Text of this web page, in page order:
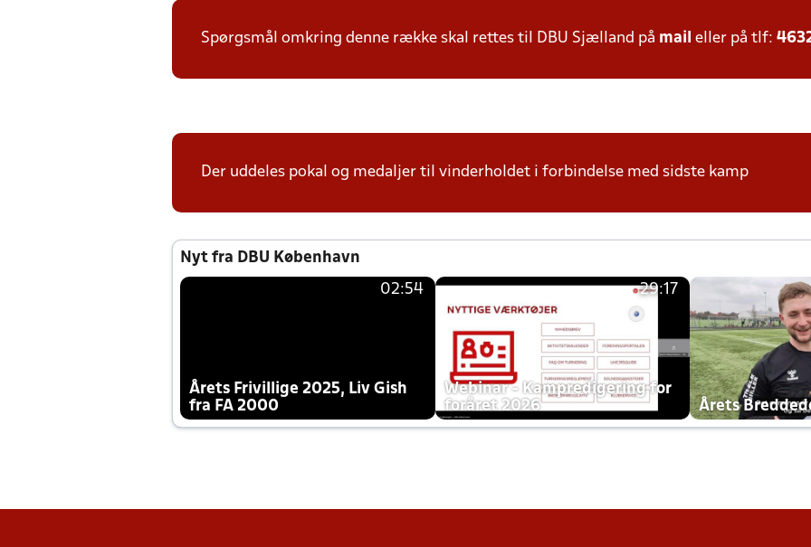
Spørgsmål omkring denne række skal rettes til DBU Sjælland på mail eller på tlf:
Der uddeles pokal og medaljer til vinderholdet i forbindelse med sidste kamp
Nyt fra DBU København
02:54
Årets Frivillige 2025, Liv Gish
fra FA 2000
29:17
Webinar - Kampredigering for
foråret 2026
Årets